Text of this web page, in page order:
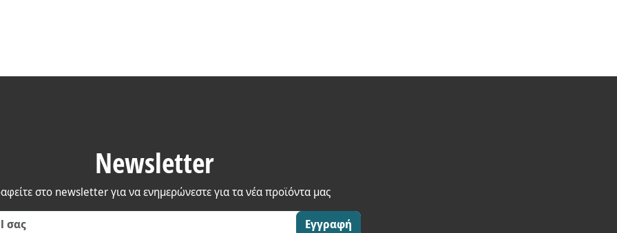
Newsletter
στο newsletter για να ενημερώνεστε για τα νέα προϊόντα μας
Εγγραφή